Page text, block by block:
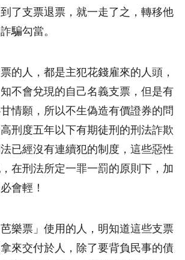
了支票退票，就一走了之，轉移他
騙勾當。
的人，都是主犯花錢雇來的人頭，
不會兌現的自己名義支票，但是有
情願，所以不生偽造有價證券的問
刑度五年以下有期徒刑的刑法詐欺
已經沒有連續犯的制度，這些惡性
在刑法所定一罪一罰的原則下，加
會輕！
樂票」使用的人，明知道這些支票
來交付於人，除了要背負民事的債